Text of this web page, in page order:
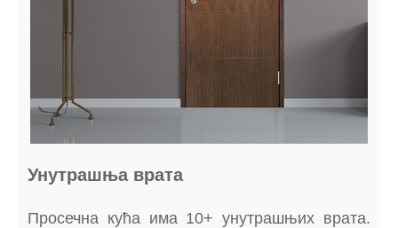
Унутрашња врата
Просечна кућа има 10+ унутрашњих врата.